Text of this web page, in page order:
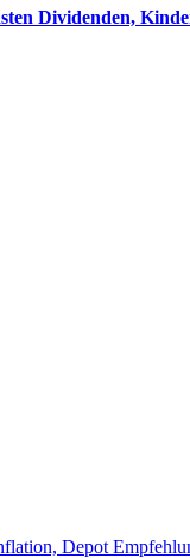
Dividenden,
Depot